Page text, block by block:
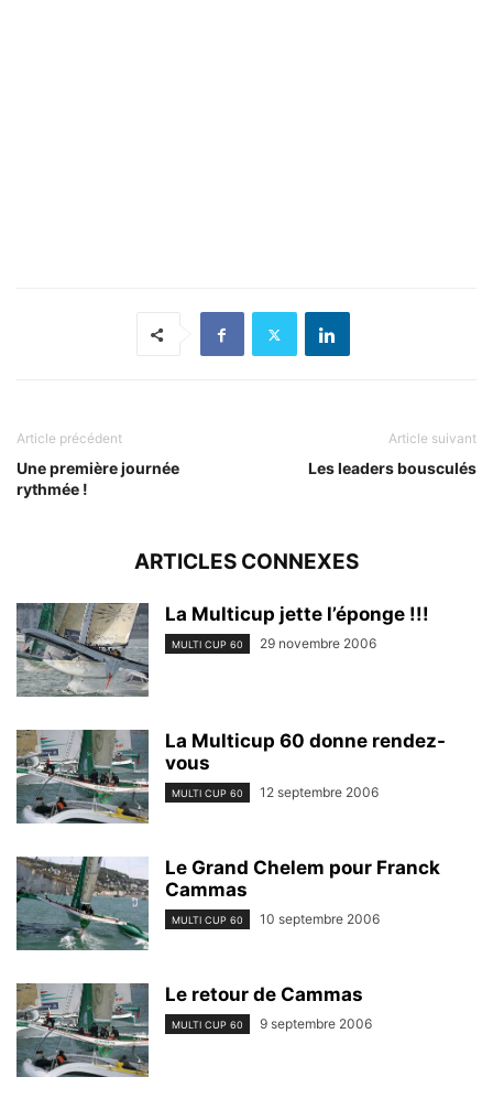
Article précédent
Une première journée
rythmée !
Article suivant
Les leaders bousculés
ARTICLES CONNEXES
La Multicup jette l’éponge !!!
MULTI CUP 60 29 novembre 2006
La Multicup 60 donne rendez-
vous
MULTI CUP 60 12 septembre 2006
Le Grand Chelem pour Franck
Cammas
MULTI CUP 60 10 septembre 2006
Le retour de Cammas
MULTI CUP 60 9 septembre 2006